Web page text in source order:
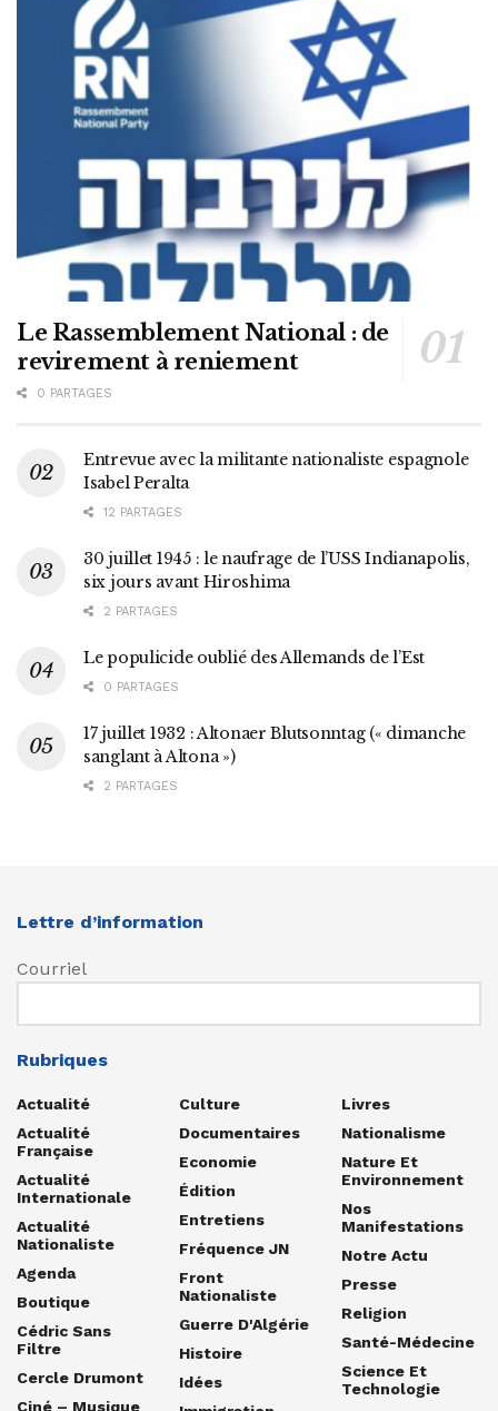
Le Rassemblement National : de
revirement à reniement
0 PARTAGES
Entrevue avec la militante nationaliste espagnole
Isabel Peralta
12 PARTAGES
30 juillet 1945 : le naufrage de l’USS Indianapolis,
six jours avant Hiroshima
2 PARTAGES
Le populicide oublié des Allemands de l’Est
0 PARTAGES
17 juillet 1932 : Altonaer Blutsonntag (« dimanche
sanglant à Altona »)
2 PARTAGES
Lettre d’information
Courriel
Rubriques
Actualité
Actualité
Française
Actualité
Internationale
Actualité
Nationaliste
Agenda
Boutique
Cédric Sans
Filtre
Cercle Drumont
Ciné – Musique
Culture
Documentaires
Economie
Édition
Entretiens
Fréquence JN
Front
Nationaliste
Guerre D'Algérie
Histoire
Idées
Livres
Nationalisme
Nature Et
Environnement
Nos
Manifestations
Notre Actu
Presse
Religion
Santé-Médecine
Science Et
Technologie